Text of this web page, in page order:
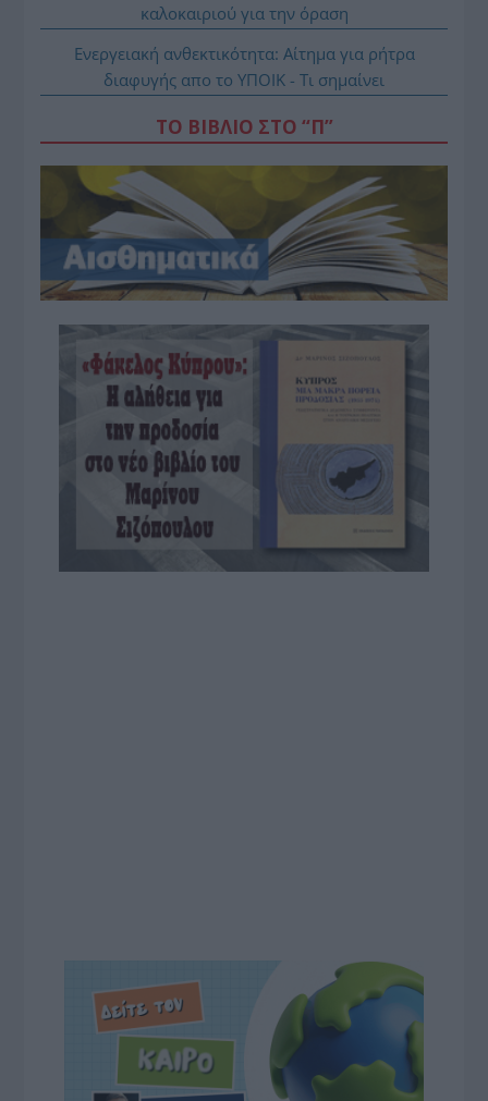
καλοκαιριού για την όραση
Ενεργειακή ανθεκτικότητα: Αίτημα για ρήτρα
διαφυγής απο το ΥΠΟΙΚ - Τι σημαίνει
ΤΟ ΒΙΒΛΙΟ ΣΤΟ “Π”